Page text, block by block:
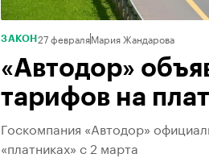
ЗАКОН 27 февраляМария Жандарова
«Автодор»
тарифов на
Госкомпания «Автодор»
«платниках» с 2 марта